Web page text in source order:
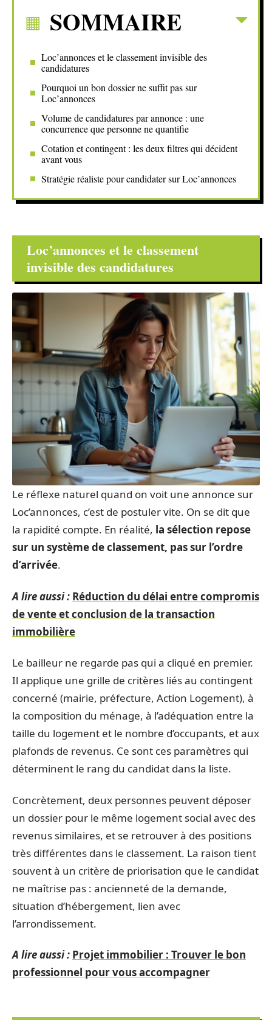
SOMMAIRE
Loc’annonces et le classement invisible des
candidatures
Pourquoi un bon dossier ne suffit pas sur
Loc’annonces
Volume de candidatures par annonce : une
concurrence que personne ne quantifie
Cotation et contingent : les deux filtres qui décident
avant vous
Stratégie réaliste pour candidater sur Loc’annonces
Loc’annonces et le classement
invisible des candidatures
Le réflexe naturel quand on voit une annonce sur
Loc’annonces, c’est de postuler vite. On se dit que
la rapidité compte. En réalité, la sélection repose
sur un système de classement, pas sur l’ordre
d’arrivée.
A lire aussi : Réduction du délai entre compromis
de vente et conclusion de la transaction
immobilière
Le bailleur ne regarde pas qui a cliqué en premier.
Il applique une grille de critères liés au contingent
concerné (mairie, préfecture, Action Logement), à
la composition du ménage, à l’adéquation entre la
taille du logement et le nombre d’occupants, et aux
plafonds de revenus. Ce sont ces paramètres qui
déterminent le rang du candidat dans la liste.
Concrètement, deux personnes peuvent déposer
un dossier pour le même logement social avec des
revenus similaires, et se retrouver à des positions
très différentes dans le classement. La raison tient
souvent à un critère de priorisation que le candidat
ne maîtrise pas : ancienneté de la demande,
situation d’hébergement, lien avec
l’arrondissement.
A lire aussi : Projet immobilier : Trouver le bon
professionnel pour vous accompagner